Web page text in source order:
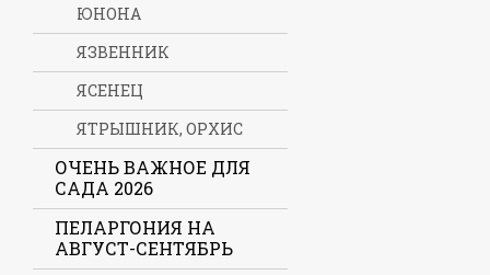
ЮНОНА
ЯЗВЕННИК
ЯСЕНЕЦ
ЯТРЫШНИК, ОРХИС
ОЧЕНЬ ВАЖНОЕ ДЛЯ
САДА 2026
ПЕЛАРГОНИЯ НА
АВГУСТ-СЕНТЯБРЬ